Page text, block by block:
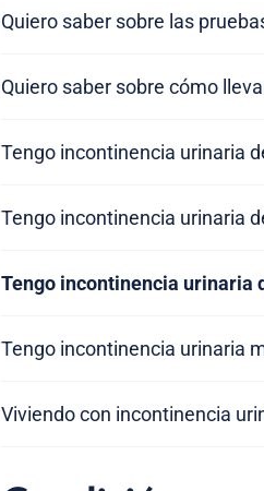
Quiero saber sobre las
Quiero saber sobre cómo
Tengo incontinencia urinaria
Tengo incontinencia urinaria
Tengo incontinencia urinaria
Tengo incontinencia urinaria
Viviendo con incontinencia